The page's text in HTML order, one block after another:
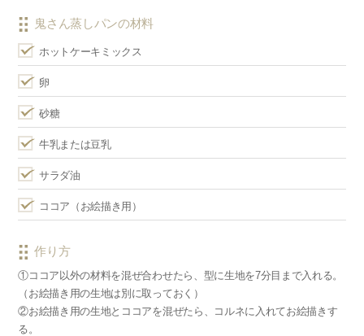
鬼さん蒸しパンの材料
ホットケーキミックス
卵
砂糖
牛乳または豆乳
サラダ油
ココア（お絵描き用）
作り方
①ココア以外の材料を混ぜ合わせたら、型に生地を7分目まで入れる。
（お絵描き用の生地は別に取っておく）
②お絵描き用の生地とココアを混ぜたら、コルネに入れてお絵描きす
る。